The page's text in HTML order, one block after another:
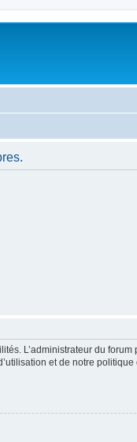
L’administrateur du
et de notre